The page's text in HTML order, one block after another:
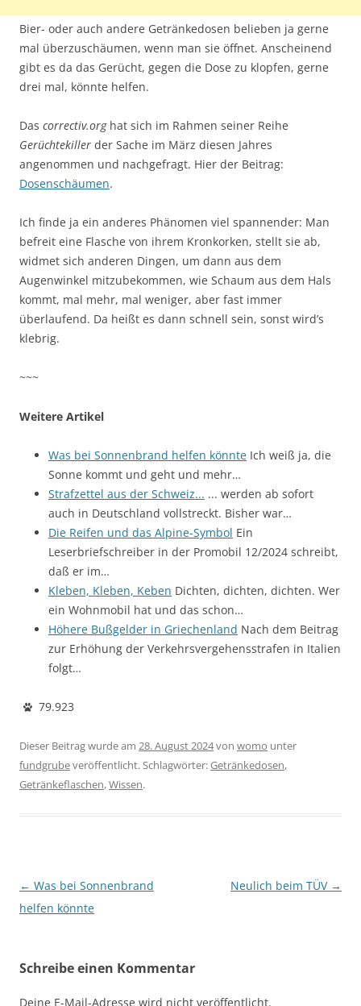
Bier- oder auch andere Getränkedosen belieben ja gerne
mal überzuschäumen, wenn man sie öffnet. Anscheinend
gibt es da das Gerücht, gegen die Dose zu klopfen, gerne
drei mal, könnte helfen.
Das correctiv.orghat sich im Rahmen seiner Reihe
Gerüchtekiller der Sache im März diesen Jahres
angenommen und nachgefragt. Hier der Beitrag:
Dosenschäumen.
Ich finde ja ein anderes Phänomen viel spannender: Man
befreit eine Flasche von ihrem Kronkorken, stellt sie ab,
widmet sich anderen Dingen, um dann aus dem
Augenwinkel mitzubekommen, wie Schaum aus dem Hals
kommt, mal mehr, mal weniger, aber fast immer
überlaufend. Da heißt es dann schnell sein, sonst wird’s
klebrig.
~~~
Weitere Artikel
Was bei Sonnenbrand helfen könnte Ich weiß ja, die
Sonne kommt und geht und mehr…
Strafzettel aus der Schweiz... ... werden ab sofort
auch in Deutschland vollstreckt. Bisher war…
Die Reifen und das Alpine-Symbol Ein
Leserbriefschreiber in der Promobil 12/2024 schreibt,
daß er im…
Kleben, Kleben, Keben Dichten, dichten, dichten. Wer
ein Wohnmobil hat und das schon…
Höhere Bußgelder in Griechenland Nach dem Beitrag
zur Erhöhung der Verkehrsvergehensstrafen in Italien
folgt…
79.923
Dieser Beitrag wurde am 28. August 2024von womo unter
fundgrubeveröffentlicht. Schlagwörter:Getränkedosen,
Getränkeflaschen,Wissen.
Beitragsnavigation
← Was bei Sonnenbrand
helfen könnte
Neulich beim TÜV →
Schreibe einen Kommentar
Deine E-Mail-Adresse wird nicht veröffentlicht.